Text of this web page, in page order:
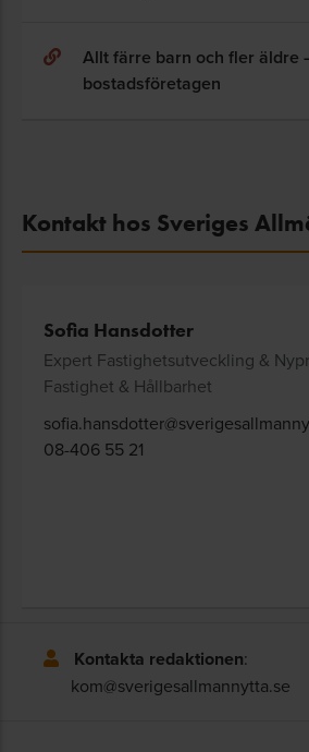
Allt färre barn och fler äldre
bostadsföretagen
Kontakt hos Sveriges
Sofia Hansdotter
Expert Fastighetsutveckling &
Fastighet & Hållbarhet
08-406 55 21
Kontakta redaktionen:
kom@sverigesallmannytta.se